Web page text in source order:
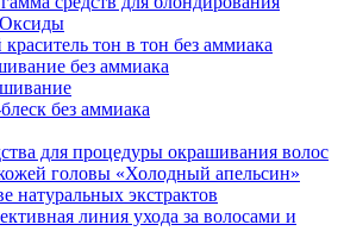
Оксиды
тон в тон без аммиака
без аммиака
без аммиака
для процедуры окрашивания волос
головы «Холодный апельсин»
натуральных экстрактов
линия ухода за волосами и